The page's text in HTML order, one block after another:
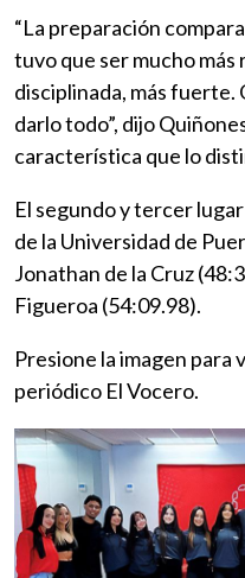
“La preparación
tuvo que ser mucho más
disciplinada, más fuerte.
darlo todo”, dijo
característica que lo
El segundo y tercer
de la Universidad de
Jonathan de la Cruz
Figueroa (54:09.98).
Presione la imagen para
periódico El Vocero.
Imagen